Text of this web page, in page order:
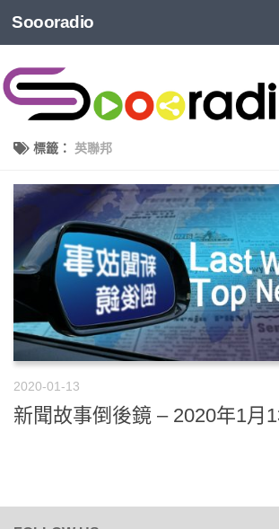
Soooradio
標籤： 英聯邦
2020-01-13
新聞故事倒後鏡 – 2020年1月